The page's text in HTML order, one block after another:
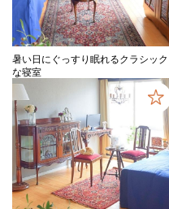
暑い日にぐっすり眠れるクラシック
な寝室